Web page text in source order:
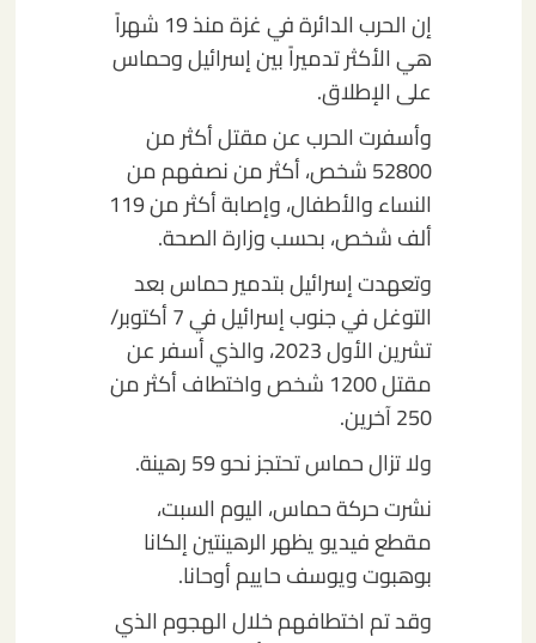
إن الحرب الدائرة في غزة منذ 19 شهراً
هي الأكثر تدميراً بين إسرائيل وحماس
على الإطلاق.
وأسفرت الحرب عن مقتل أكثر من
52800 شخص، أكثر من نصفهم من
النساء والأطفال، وإصابة أكثر من 119
ألف شخص، بحسب وزارة الصحة.
وتعهدت إسرائيل بتدمير حماس بعد
التوغل في جنوب إسرائيل في 7 أكتوبر/
تشرين الأول 2023، والذي أسفر عن
مقتل 1200 شخص واختطاف أكثر من
250 آخرين.
ولا تزال حماس تحتجز نحو 59 رهينة.
نشرت حركة حماس، اليوم السبت،
مقطع فيديو يظهر الرهينتين إلكانا
بوهبوت ويوسف حاييم أوحانا.
وقد تم اختطافهم خلال الهجوم الذي